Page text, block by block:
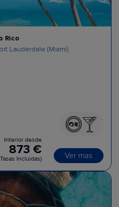
Rico
Lauderdale (Miami)
Interior desde
873 €
Incluidas) Ver mas